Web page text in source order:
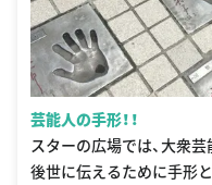
芸能人の手形！！
スターの広場では、大衆
後世に伝えるために手形